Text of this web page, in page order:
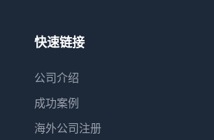
快速链接
公司介绍
成功案例
海外公司注册